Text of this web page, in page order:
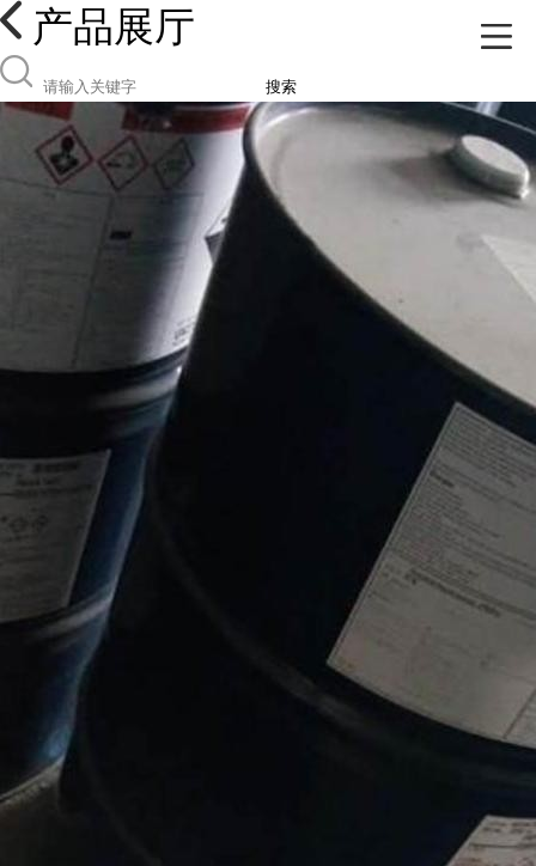
产品展厅
搜索